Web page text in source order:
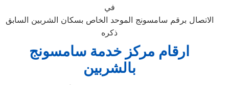
في
الاتصال برقم سامسونج الموحد الخاص بسكان الشربين السابق
ذكره
ارقام مركز خدمة سامسونج
بالشربين